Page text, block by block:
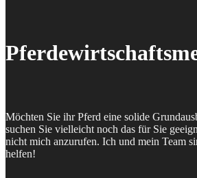
Möchten Sie ihr Pferd eine solide
suchen Sie vielleicht noch das für Sie
nicht mich anzurufen. Ich und mein Team
helfen!